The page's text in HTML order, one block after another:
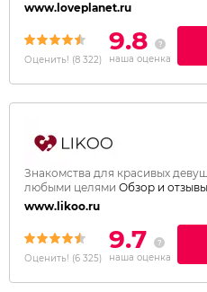
www.loveplanet.ru
Оценить! (8 322)
9.8
наша оценка
Знакомства для красивых
любыми целями Обзор и
www.likoo.ru
Оценить! (6 325)
9.7
наша оценка